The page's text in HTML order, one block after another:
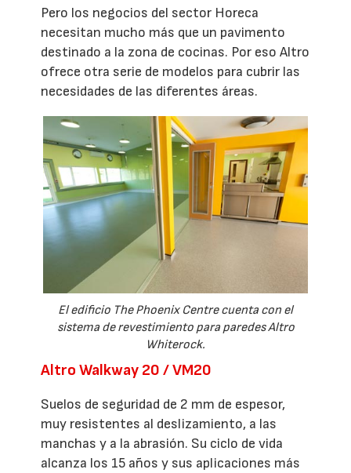
Pero los negocios del sector Horeca
necesitan mucho más que un pavimento
destinado a la zona de cocinas. Por eso Altro
ofrece otra serie de modelos para cubrir las
necesidades de las diferentes áreas.
El edificio The Phoenix Centre cuenta con el
sistema de revestimiento para paredesAltro
Whiterock.
Altro Walkway 20 / VM20
Suelos de seguridad de 2 mm de espesor,
muy resistentes al deslizamiento, a las
manchas y a la abrasión. Su ciclo de vida
alcanza los 15 años y sus aplicaciones más